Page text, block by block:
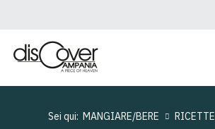
Sei qui: MANGIARE/BERE RICETTE